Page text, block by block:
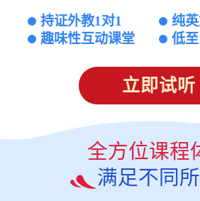
持证外教1对1
纯
趣味性互动课堂
低
立即试听
全方位课程
满足不同